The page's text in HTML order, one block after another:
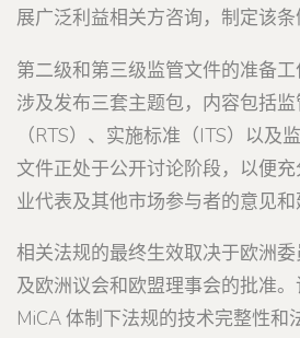
展广泛利益相关方咨询，制定该条
第二级和第三级监管文件的准备工
涉及发布三套主题包，内容包括
（RTS）、实施标准（ITS）以及
文件正处于公开讨论阶段，以便
业代表及其他市场参与者的意见和
相关法规的最终生效取决于欧洲
及欧洲议会和欧盟理事会的批准
MiCA 体制下法规的技术完整性和